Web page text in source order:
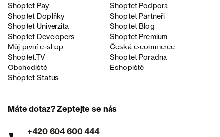
Shoptet Pay
Shoptet Podpora
Shoptet Doplňky
Shoptet Partneři
Shoptet Univerzita
Shoptet Blog
Shoptet Developers
Shoptet Premium
Můj první e-shop
Česká e‑commerce
Shoptet.TV
Shoptet Poradna
Obchodiště
Eshopiště
Shoptet Status
Máte dotaz? Zeptejte se nás
+420 604 600 444